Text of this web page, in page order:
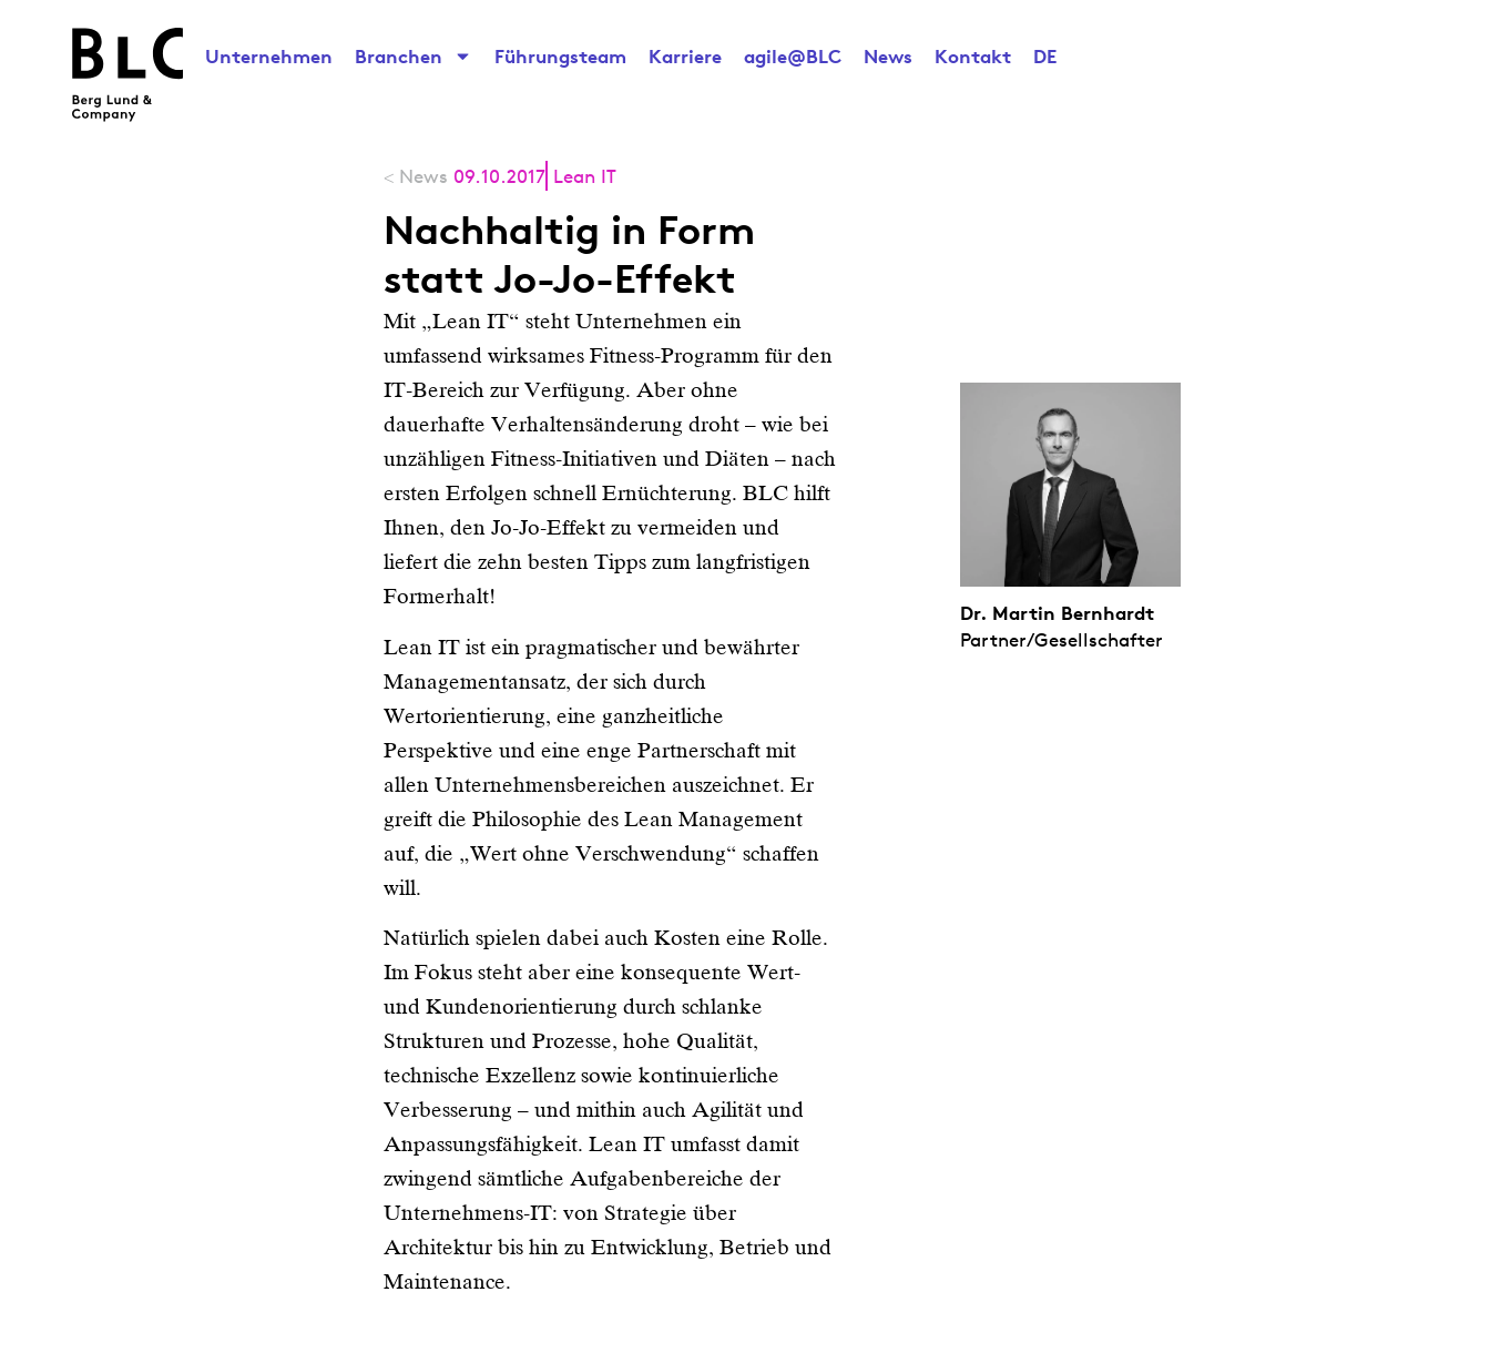
Unternehmen Branchen Führungsteam Karriere agile@BLC News Kontakt DE
< News 09.10.2017 Lean IT
Nachhaltig in Form
statt Jo-Jo-Effekt
Mit „Lean IT“ steht Unternehmen ein
umfassend wirksames Fitness-Programm für den
IT-Bereich zur Verfügung. Aber ohne
dauerhafte Verhaltensänderung droht – wie bei
unzähligen Fitness-Initiativen und Diäten – nach
ersten Erfolgen schnell Ernüchterung. BLC hilft
Ihnen, den Jo-Jo-Effekt zu vermeiden und
liefert die zehn besten Tipps zum langfristigen
Formerhalt!
Lean IT ist ein pragmatischer und bewährter
Managementansatz, der sich durch
Wertorientierung, eine ganzheitliche
Perspektive und eine enge Partnerschaft mit
allen Unternehmensbereichen auszeichnet. Er
greift die Philosophie des Lean Management
auf, die „Wert ohne Verschwendung“ schaffen
will.
Natürlich spielen dabei auch Kosten eine Rolle.
Im Fokus steht aber eine konsequente Wert-
und Kundenorientierung durch schlanke
Strukturen und Prozesse, hohe Qualität,
technische Exzellenz sowie kontinuierliche
Verbesserung – und mithin auch Agilität und
Anpassungsfähigkeit. Lean IT umfasst damit
zwingend sämtliche Aufgabenbereiche der
Unternehmens-IT: von Strategie über
Architektur bis hin zu Entwicklung, Betrieb und
Maintenance.
Dr. Martin Bernhardt
Partner/Gesellschafter